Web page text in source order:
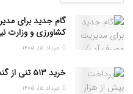
گام جدید برای
کشاورزی و وزارت
مرداد ۱۵, ۱۴۰۵
خرید ۵۱۳ تنی از گندم کاران گیلانی
مرداد ۱۵, ۱۴۰۵